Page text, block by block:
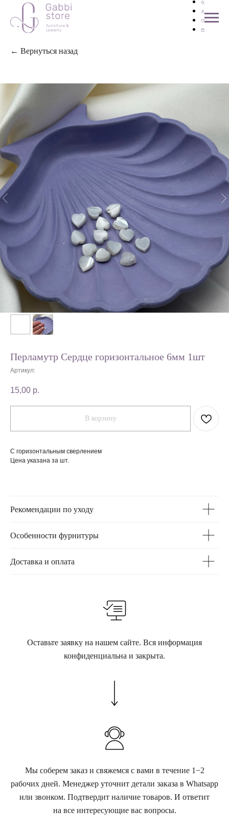
← Вернуться назад
Перламутр Сердце горизонтальное 6мм 1шт
Артикул:
15,00 р.
В корзину
С горизонтальным сверлением
Цена указана за шт.
Рекомендации по уходу
Особенности фурнитуры
Доставка и оплата
Оставьте заявку на нашем сайте. Вся информация
конфиденциальна и закрыта.
Мы соберем заказ и свяжемся с вами в течение 1−2
рабочих дней. Менеджер уточнит детали заказа в Whatsapp
или звонком. Подтвердит наличие товаров. И ответит
на все интересующие вас вопросы.